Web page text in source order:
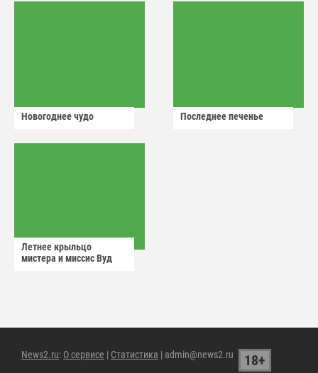
Новогоднее чудо Последнее печенье
Летнее крыльцо
мистера и миссис Вуд
News2.ru: О сервисе | Статистика | admin@news2.ru 18+